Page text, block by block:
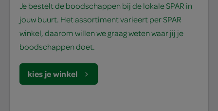
Je bestelt de boodschappen bij de lokale SPAR in
jouw buurt. Het assortiment varieert per SPAR
winkel, daarom willen we graag weten waar jij je
boodschappen doet.
kies je winkel